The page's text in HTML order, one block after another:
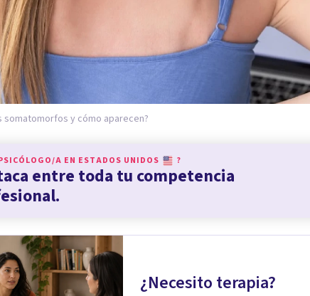
somatomorfos y cómo aparecen?
A EN ESTADOS UNIDOS ?
entre toda tu competencia
¿Necesito terapia?